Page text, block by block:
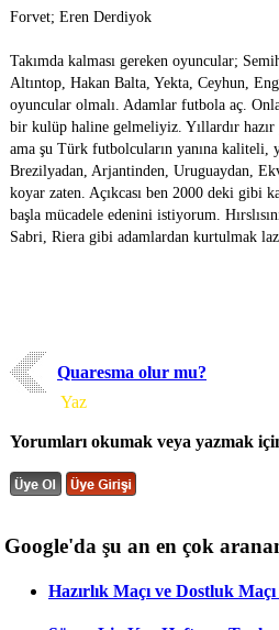
Forvet; Eren Derdiyok
Takımda kalması gereken oyuncular;
Altıntop, Hakan Balta, Yekta, Ceyhun,
oyuncular olmalı. Adamlar futbola aç.
bir kulüp haline gelmeliyiz. Yıllardır
ama şu Türk futbolcuların yanına kaliteli,
Brezilyadan, Arjantinden, Uruguaydan,
koyar zaten. Açıkcası ben 2000 deki gibi
başla mücadele edenini istiyorum.
Sabri, Riera gibi adamlardan kurtulmak
Quaresma olur mu?
Yaz
Yorumları okumak veya yazmak
Google'da şu an en çok
Hazırlık Maçı ve Dostluk